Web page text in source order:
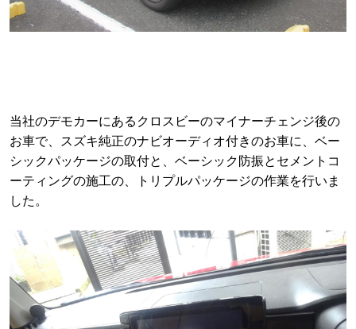
当社のデモカーにあるクロスビーのマイナーチェンジ後の
お車で、スズキ純正のナビオーディオ付きのお車に、ベー
シックパッケージの取付と、ベーシック防振とセメントコ
ーティングの施工の、トリプルパッケージの作業を行いま
した。